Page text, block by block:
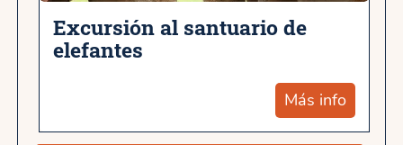
Excursión al santuario de
elefantes
Más info